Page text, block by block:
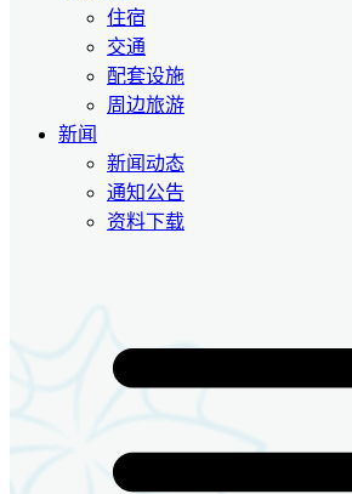
住宿
交通
配套设施
周边旅游
新闻
新闻动态
通知公告
资料下载